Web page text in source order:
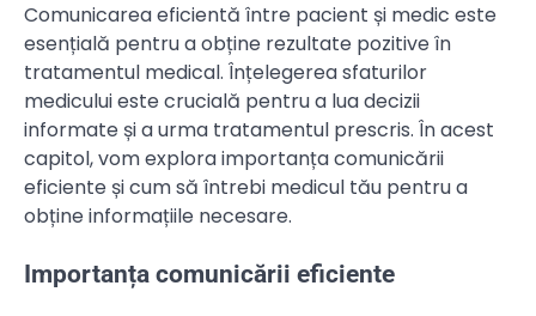
Comunicarea eficientă între pacient și medic este
esențială pentru a obține rezultate pozitive în
tratamentul medical. Înțelegerea sfaturilor
medicului este crucială pentru a lua decizii
informate și a urma tratamentul prescris. În acest
capitol, vom explora importanța comunicării
eficiente și cum să întrebi medicul tău pentru a
obține informațiile necesare.
Importanța comunicării eficiente